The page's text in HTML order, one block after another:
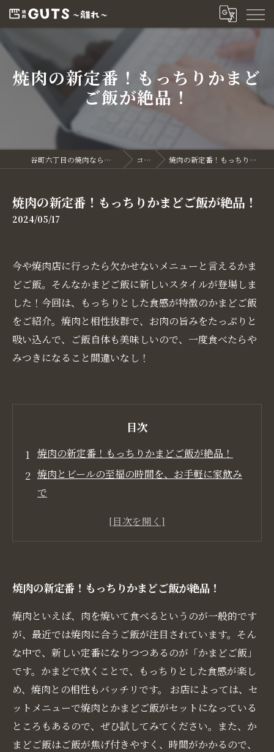
焼肉の新定番！もっちりかまど
ご飯が絶品！
谷町六丁目の焼肉なら焼肉GUTS～離れ～ コラム 焼肉の新定番！もっちりかまどご飯が絶品！
焼肉の新定番！もっちりかまどご飯が絶品！
2024/05/17
今や焼肉店に行ったら欠かせないメニューと言えるかま
どご飯。そんなかまどご飯に新しいスタイルが登場しま
した！今回は、もっちりとした食感が特徴のかまどご飯
をご紹介。焼肉と相性抜群で、お肉の旨みをたっぷりと
吸い込んで、ご飯自体も美味しいので、一度食べたらや
みつきになること間違いなし！
目次
焼肉の新定番！もっちりかまどご飯が絶品！
焼肉とビールの至福の時間を、お手軽に家飲み
で
焼肉の新定番！もっちりかまどご飯が絶品！
焼肉といえば、肉を焼いて食べるというのが一般的です
が、最近では焼肉に合うご飯が注目されています。そん
な中で、新しい定番になりつつあるのが「かまどご飯」
です。かまどで炊くことで、もっちりとした食感が楽し
め、焼肉との相性もバッチリです。 お店によっては、セ
ットメニューで焼肉とかまどご飯がセットになっている
ところもあるので、ぜひ試してみてください。また、か
まどご飯はご飯が焦げ付きやすく、時間がかかるので、